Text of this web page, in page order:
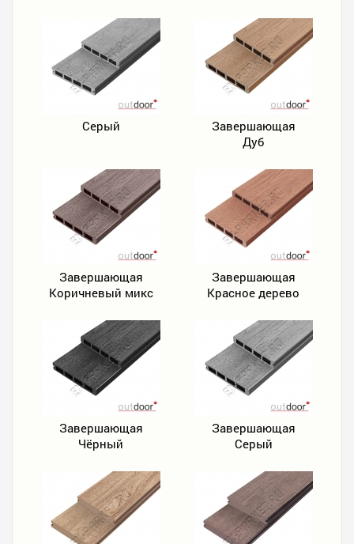
Серый
Завершающая
Дуб
Завершающая
Коричневый микс
Завершающая
Красное дерево
Завершающая
Чёрный
Завершающая
Серый